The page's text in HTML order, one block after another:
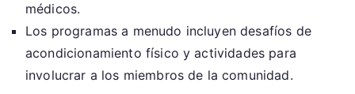
médicos.
Los programas a menudo incluyen desafíos de
acondicionamiento físico y actividades para
involucrar a los miembros de la comunidad.